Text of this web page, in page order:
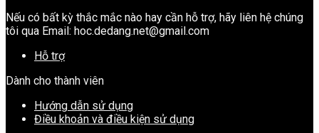
Nếu có bất kỳ thắc mắc nào hay cần hỗ trợ, hãy liên hệ chúng
tôi qua Email: hoc.dedang.net@gmail.com
Hỗ trợ
Dành cho thành viên
Hướng dẫn sử dụng
Điều khoản và điều kiện sử dụng